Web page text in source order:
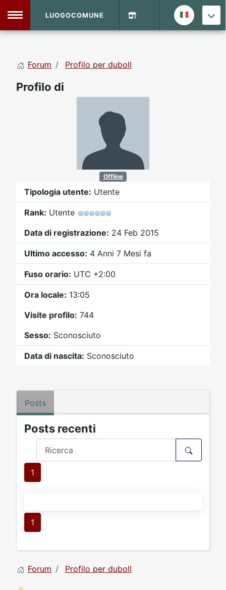
Forum
LUOGOCOMUNE
Forum Profilo per duboll
Profilo di
Offline
Tipologia utente: Utente
Rank: Utente
Data di registrazione: 24 Feb 2015
Ultimo accesso: 4 Anni 7 Mesi fa
Fuso orario: UTC +2:00
Ora locale: 13:05
Visite profilo: 744
Sesso: Sconosciuto
Data di nascita: Sconosciuto
Posts
Posts recenti
1
1
Forum Profilo per duboll